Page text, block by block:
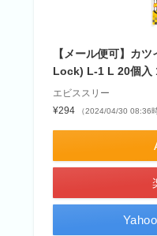
【メール便可】カ
Lock) L-1 L 20個入
エビススリー
¥294
（2024/04/30 08:36